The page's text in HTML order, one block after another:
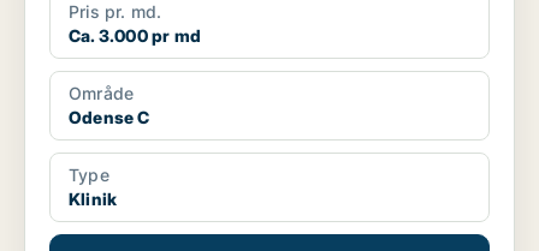
Pris pr. md.
Ca. 3.000 pr md
Område
Odense C
Type
Klinik